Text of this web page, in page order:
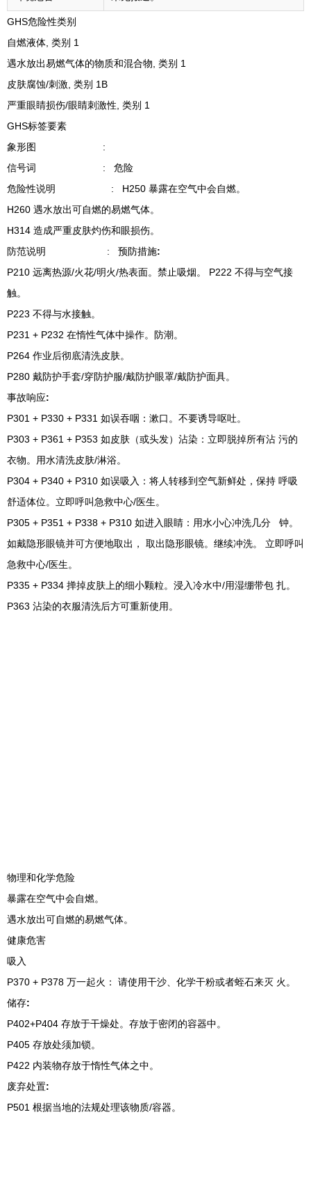
GHS危险性类别
自燃液体, 类别 1
遇水放出易燃气体的物质和混合物, 类别 1
皮肤腐蚀/刺激, 类别 1B
严重眼睛损伤/眼睛刺激性, 类别 1
GHS标签要素
象形图 :
信号词 : 危险
危险性说明 : H250 暴露在空气中会自燃。
H260 遇水放出可自燃的易燃气体。
H314 造成严重皮肤灼伤和眼损伤。
防范说明 : 预防措施:
P210 远离热源/火花/明火/热表面。禁止吸烟。 P222 不得与空气接
触。
P223 不得与水接触。
P231 + P232 在惰性气体中操作。防潮。
P264 作业后彻底清洗皮肤。
P280 戴防护手套/穿防护服/戴防护眼罩/戴防护面具。
事故响应:
P301 + P330 + P331 如误吞咽：漱口。不要诱导呕吐。
P303 + P361 + P353 如皮肤（或头发）沾染：立即脱掉所有沾 污的
衣物。用水清洗皮肤/淋浴。
P304 + P340 + P310 如误吸入：将人转移到空气新鲜处，保持 呼吸
舒适体位。立即呼叫急救中心/医生。
P305 + P351 + P338 + P310 如进入眼睛：用水小心冲洗几分 钟。
如戴隐形眼镜并可方便地取出， 取出隐形眼镜。继续冲洗。 立即呼叫
急救中心/医生。
P335 + P334 掸掉皮肤上的细小颗粒。浸入冷水中/用湿绷带包 扎。
P363 沾染的衣服清洗后方可重新使用。
物理和化学危险
暴露在空气中会自燃。
遇水放出可自燃的易燃气体。
健康危害
吸入
P370 + P378 万一起火： 请使用干沙、化学干粉或者蛭石来灭 火。
储存:
P402+P404 存放于干燥处。存放于密闭的容器中。
P405 存放处须加锁。
P422 内装物存放于惰性气体之中。
废弃处置:
P501 根据当地的法规处理该物质/容器。